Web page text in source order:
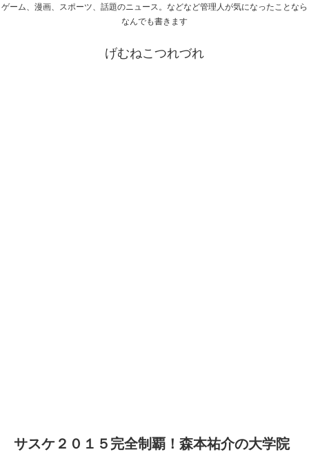
ゲーム、漫画、スポーツ、話題のニュース。などなど管理人が気になったことなら
なんでも書きます
げむねこつれづれ
サスケ２０１５完全制覇！森本祐介の大学院